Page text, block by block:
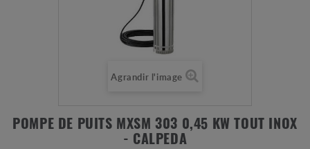
Agrandir l'image
POMPE DE PUITS MXSM 303 0,45 KW TOUT INOX
- CALPEDA